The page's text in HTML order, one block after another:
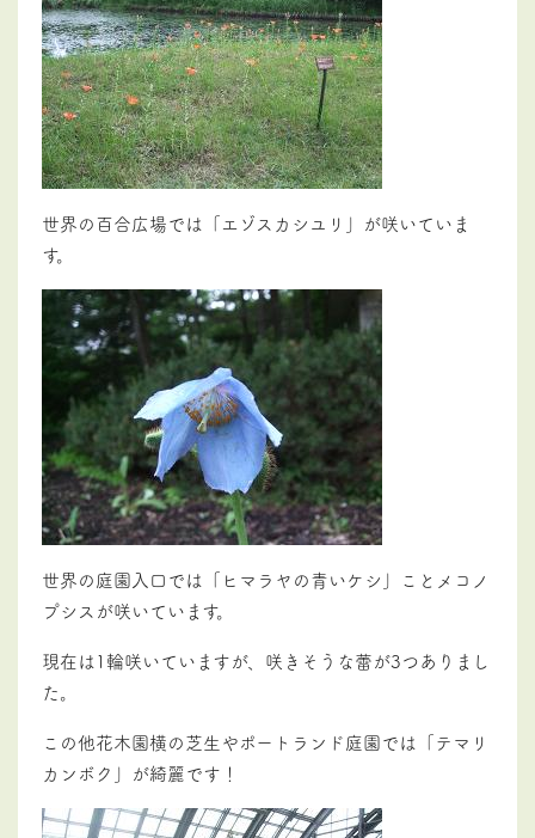
世界の百合広場では「エゾスカシユリ」が咲いていま
す。
世界の庭園入口では「ヒマラヤの青いケシ」ことメコノ
プシスが咲いています。
現在は1輪咲いていますが、咲きそうな蕾が3つありまし
た。
この他花木園横の芝生やポートランド庭園では「テマリ
カンボク」が綺麗です！